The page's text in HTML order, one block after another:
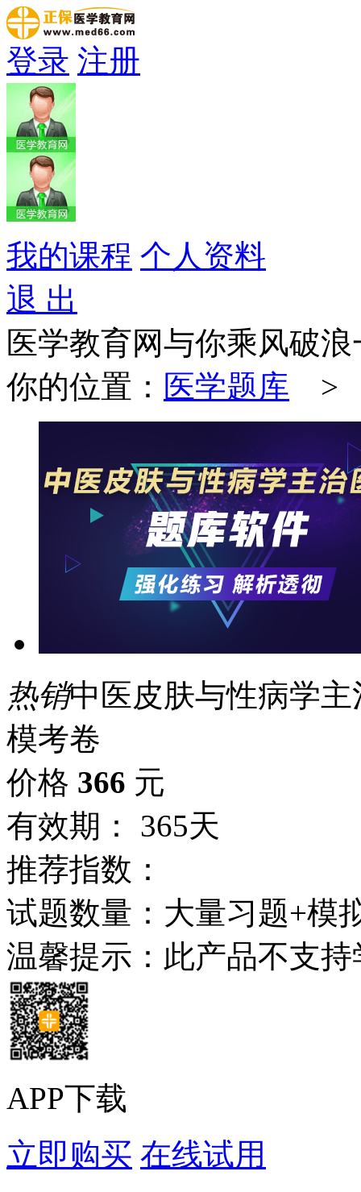
登录 注册
我的课程 个人资料
退 出
医学教育网与你乘风破
你的位置： 医学题库
热销中医皮肤与性病学
模考卷
价格 366 元
有效期： 365天
推荐指数：
试题数量：大量习题+模
温馨提示：此产品不支
APP下载
立即购买 在线试用